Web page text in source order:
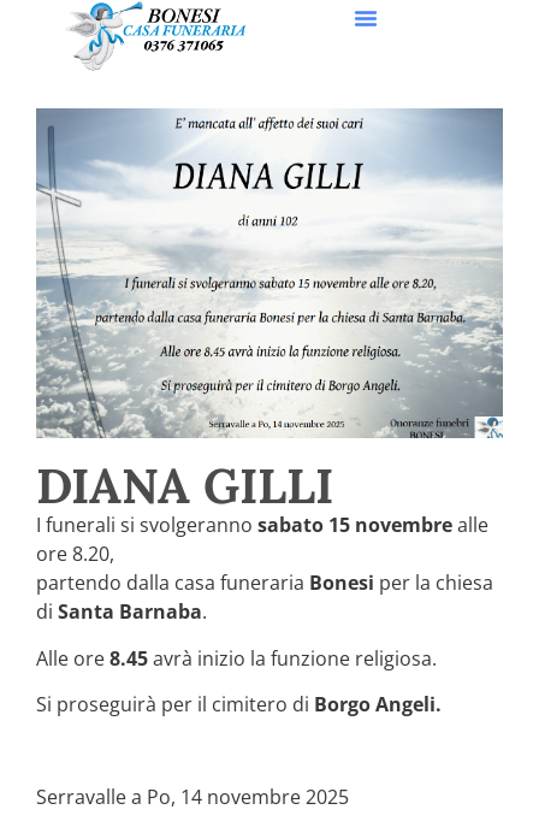
DIANA GILLI
I funerali si svolgeranno sabato 15 novembrealle
ore 8.20,
partendo dalla casa funeraria Bonesi per la chiesa
di Santa Barnaba.
Alle ore8.45avrà inizio la funzione religiosa.
Si proseguirà per il cimitero di Borgo Angeli.
Serravalle a Po, 14 novembre 2025